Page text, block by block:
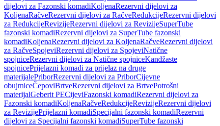
dijelovi za Fazonski komadiKoljenaRezervni dijelovi za
KoljenaRačveRezervni dijelovi za RačveRedukcijeRezervni dijelovi
za RedukcijeRevizijeRezervni dijelovi za RevizijeSuperTube
fazonski komadiRezervni dijelovi za SuperTube fazonski
komadiKoljenaRezervni dijelovi za KoljenaRačveRezervni dijelovi
za RačveSpojeviRezervni dijelovi za SpojeviNatične
spojniceRezervni dijelovi za Natične spojniceKandžaste
spojnicePrijelazni komadi za prijelaz na druge
materijalePriborRezervni dijelovi za PriborCijevne
obujmiceČepoviBrtveRezervni dijelovi za BrtvePotrošni
materijalGeberit PECijeviFazonski komadiRezervni dijelovi za
Fazonski komadiKoljenaRačveRedukcijeRevizijeRezervni dijelovi
za RevizijePrijelazni komadiSpecijalni fazonski komadiRezervni
dijelovi za Specijalni fazonski komadiSuperTube fazonski